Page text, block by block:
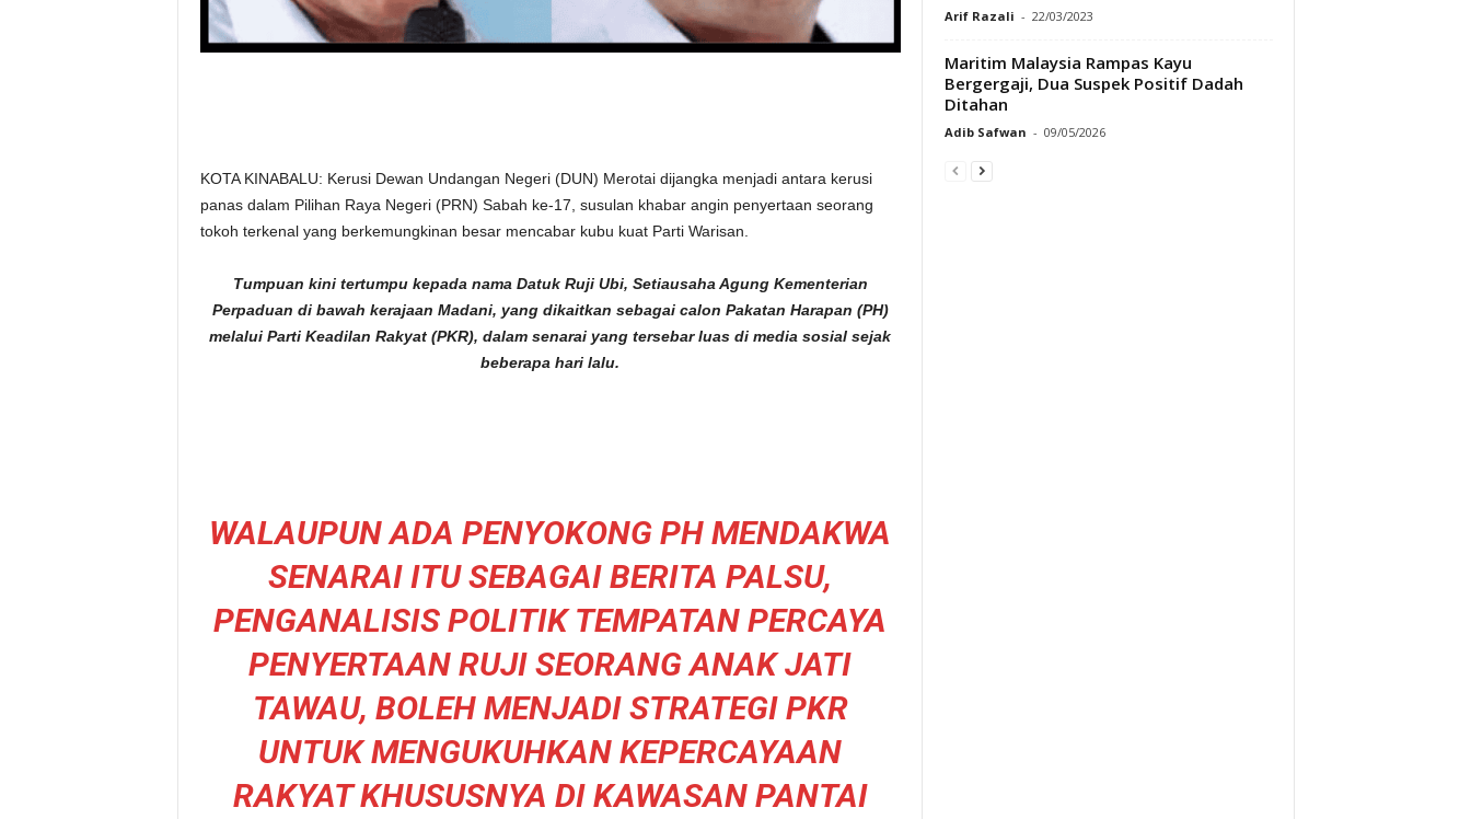
KOTA KINABALU: Kerusi Dewan Undangan Negeri (DUN) Merotai dijangka menjadi antara kerusi
panas dalam Pilihan Raya Negeri (PRN) Sabah ke-17, susulan khabar angin penyertaan seorang
tokoh terkenal yang berkemungkinan besar mencabar kubu kuat Parti Warisan.
Tumpuan kini tertumpu kepada nama Datuk Ruji Ubi, Setiausaha Agung Kementerian
Perpaduan di bawah kerajaan Madani, yang dikaitkan sebagai calon Pakatan Harapan (PH)
melalui Parti Keadilan Rakyat (PKR), dalam senarai yang tersebar luas di media sosial sejak
beberapa hari lalu.
WALAUPUN ADA PENYOKONG PH MENDAKWA
SENARAI ITU SEBAGAI BERITA PALSU,
PENGANALISIS POLITIK TEMPATAN PERCAYA
PENYERTAAN RUJI SEORANG ANAK JATI
TAWAU, BOLEH MENJADI STRATEGI PKR
UNTUK MENGUKUHKAN KEPERCAYAAN
RAKYAT KHUSUSNYA DI KAWASAN PANTAI
Arif Razali - 22/03/2023
Maritim Malaysia Rampas Kayu
Bergergaji, Dua Suspek Positif Dadah
Ditahan
Adib Safwan - 09/05/2026